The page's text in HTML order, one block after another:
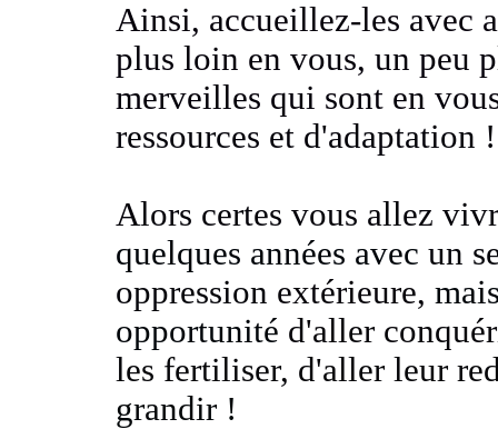
Ainsi, accueillez-les avec
plus loin en vous, un peu
merveilles qui sont en
ressources et d'adaptation !
Alors certes vous allez
quelques années avecun
oppression extérieure,
opportunité d'aller
les fertiliser, d'aller leur
grandir !